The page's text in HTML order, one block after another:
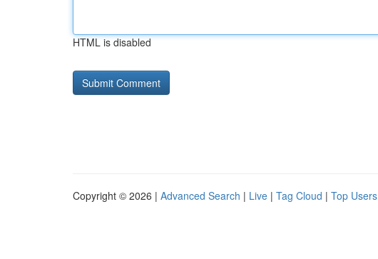
HTML is disabled
Copyright © 2026 | Advanced Search | Live | Tag Cloud | Top Users